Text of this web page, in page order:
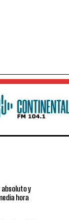
absoluto y
hora